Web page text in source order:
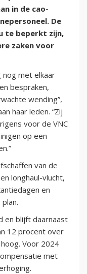
in de cao-
De
te beperkt zijn,
zaken voor
nog met elkaar
bespraken,
wending”,
haar leden. “Zij
voor de VNC
op een
van de
longhaul-vlucht,
en
en blijft daarnaast
12 procent over
Voor 2024
met